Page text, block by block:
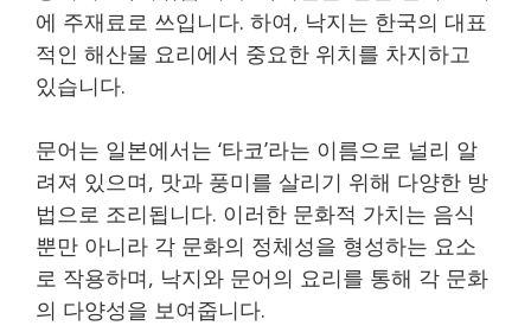
에 주재료로 쓰입니다. 하여, 낙지는 한국의 대표
적인 해산물 요리에서 중요한 위치를 차지하고
있습니다.
문어는 일본에서는 ‘타코’라는 이름으로 널리 알
려져 있으며, 맛과 풍미를 살리기 위해 다양한 방
법으로 조리됩니다. 이러한 문화적 가치는 음식
뿐만 아니라 각 문화의 정체성을 형성하는 요소
로 작용하며, 낙지와 문어의 요리를 통해 각 문화
의 다양성을 보여줍니다.